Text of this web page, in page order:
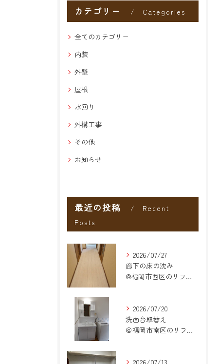
カテゴリー Categories
全てのカテゴリー
内装
外壁
屋根
水回り
外構工事
その他
お知らせ
最近の投稿
Recent
Posts
2026/07/27
廊下の床の沈み
@福岡市西区のリフォーム
2026/07/20
洗面台取替え
＠福岡市南区のリフォーム
2026/07/13